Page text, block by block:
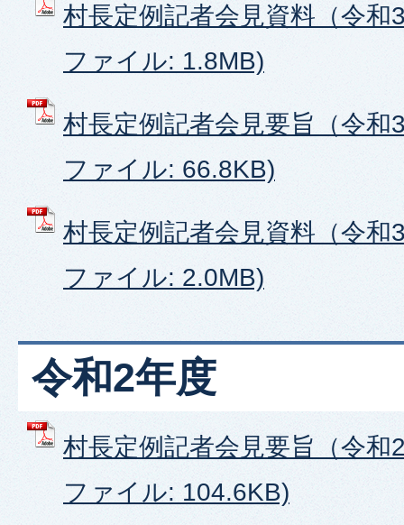
村長定例記者会見資料（令和
ファイル: 1.8MB)
村長定例記者会見要旨（令和
ファイル: 66.8KB)
村長定例記者会見資料（令和
ファイル: 2.0MB)
令和2年度
村長定例記者会見要旨（令和
ファイル: 104.6KB)